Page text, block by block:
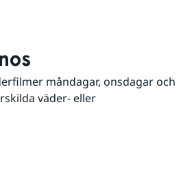
måndagar, onsdagar och
väder- eller